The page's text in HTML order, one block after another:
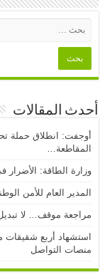
أحدث المقالات
أوجفت: انطلاق حملة
المقاطعة…
وزارة الطاقة: الأضرار
المدير العام للأمن
مراجعة موقف… لا تبديل
استشهاد أربع شقيقات
منصات التواصل